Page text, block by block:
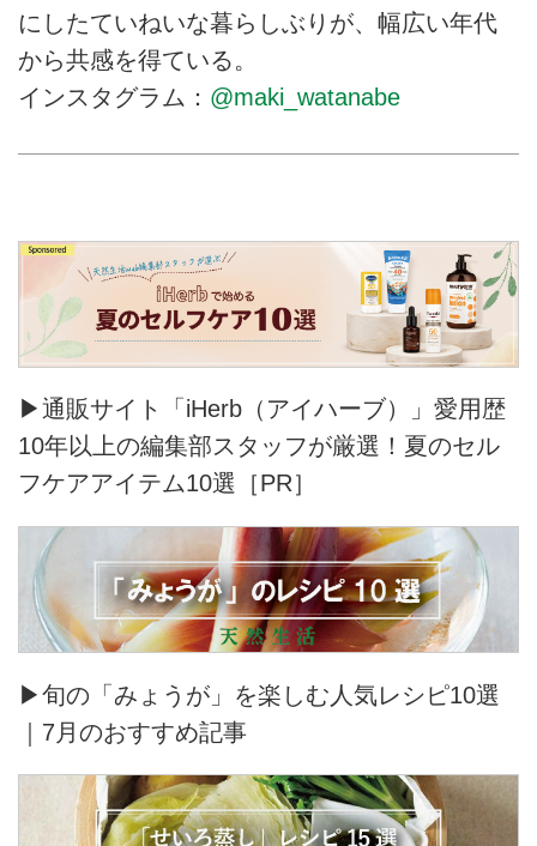
にしたていねいな暮らしぶりが、幅広い年代
から共感を得ている。
インスタグラム： @maki_watanabe
▶通販サイト「iHerb（アイハーブ）」愛用歴
10年以上の編集部スタッフが厳選！夏のセル
フケアアイテム10選［PR］
▶旬の「みょうが」を楽しむ人気レシピ10選
｜7月のおすすめ記事